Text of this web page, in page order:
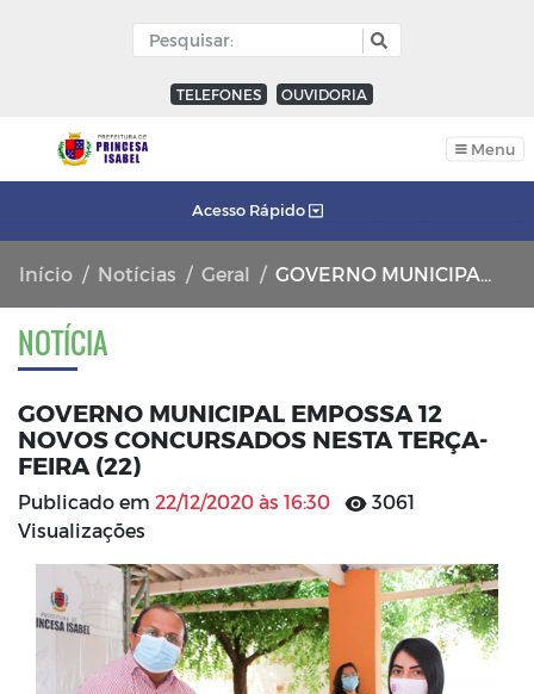
TELEFONES OUVIDORIA
Menu
Acesso Rápido
Início Notícias Geral GOVERNO MUNICIPAL EMPOSSA 12 NOVOS CONCURSADOS NESTA TERÇA-FEIRA (22)
NOTÍCIA
GOVERNO MUNICIPAL EMPOSSA 12
NOVOS CONCURSADOS NESTA TERÇA-
FEIRA (22)
Publicado em 22/12/2020 às 16:30
3061
Visualizações